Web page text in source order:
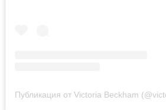
Публикация от Victoria Beckham